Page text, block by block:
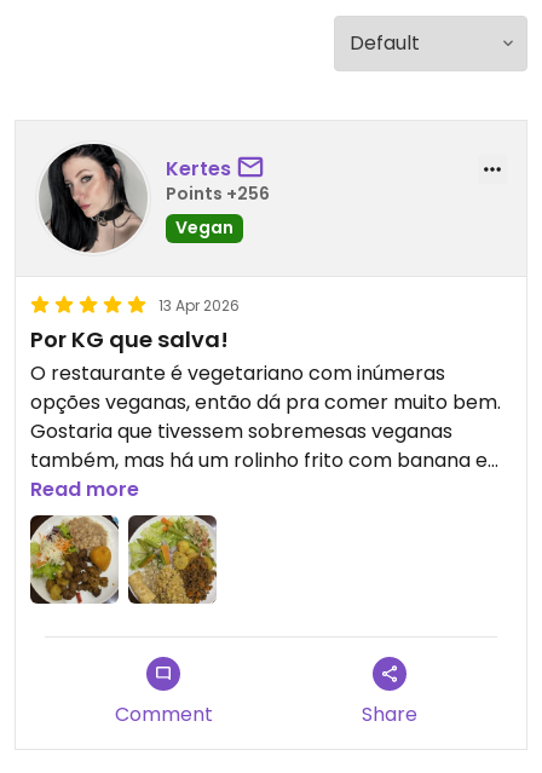
Kertes
Points +256
Vegan
13 Apr 2026
Por KG que salva!
O restaurante é vegetariano com inúmeras
opções veganas, então dá pra comer muito bem.
Gostaria que tivessem sobremesas veganas
também, mas há um rolinho frito com banana e
canela que acaba suprindo a vontade do doce.
O suco (daqueles de máquina antiga), é de graça
e à vontade.
O restaurante é da igreja que fica ao lado e está
há mais de 50 anos lá (são vegs pela religião).
Assim, o público lá é bem familiar e costuma ter
em sua maioria, idosos. Porém, é bem tranquilo de
Não funciona aos sábados, mas aos domingos fica
bem cheio!
Read more
Comment Share